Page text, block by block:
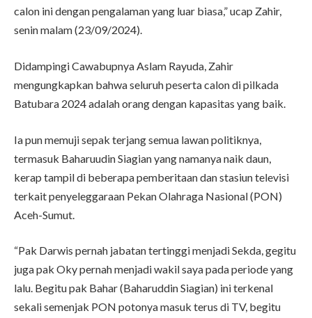
calon ini dengan pengalaman yang luar biasa,” ucap Zahir,
senin malam (23/09/2024).
Didampingi Cawabupnya Aslam Rayuda, Zahir
mengungkapkan bahwa seluruh peserta calon di pilkada
Batubara 2024 adalah orang dengan kapasitas yang baik.
Ia pun memuji sepak terjang semua lawan politiknya,
termasuk Baharuudin Siagian yang namanya naik daun,
kerap tampil di beberapa pemberitaan dan stasiun televisi
terkait penyeleggaraan Pekan Olahraga Nasional (PON)
Aceh-Sumut.
“Pak Darwis pernah jabatan tertinggi menjadi Sekda, gegitu
juga pak Oky pernah menjadi wakil saya pada periode yang
lalu. Begitu pak Bahar (Baharuddin Siagian) ini terkenal
sekali semenjak PON potonya masuk terus di TV, begitu